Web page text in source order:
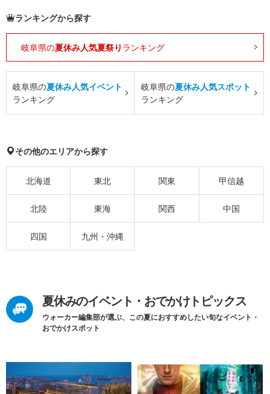
ランキングから探す
岐阜県の夏休み人気夏祭り ランキング
岐阜県の夏休み人気イベント
ランキング
岐阜県の夏休み人気スポット
ランキング
その他のエリアから探す
北海道 東北 関東 甲信越
北陸 東海 関西 中国
四国 九州・沖縄
夏休みのイベント・おでかけトピックス
ウォーカー編集部が選ぶ、この夏におすすめしたい旬なイベント・
おでかけスポット